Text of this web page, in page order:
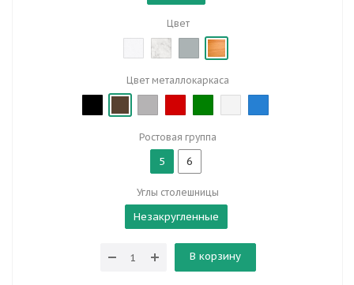
Цвет
Цвет металлокаркаса
Ростовая группа
5 6
Углы столешницы
Незакругленные
В корзину